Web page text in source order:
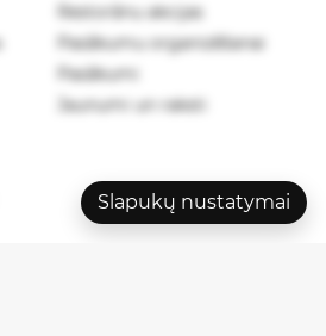
Slapukų nustatymai
Restorānu akcijas
Pasākumu organizēšanai
Pasākumi
Jaunumi un raksti